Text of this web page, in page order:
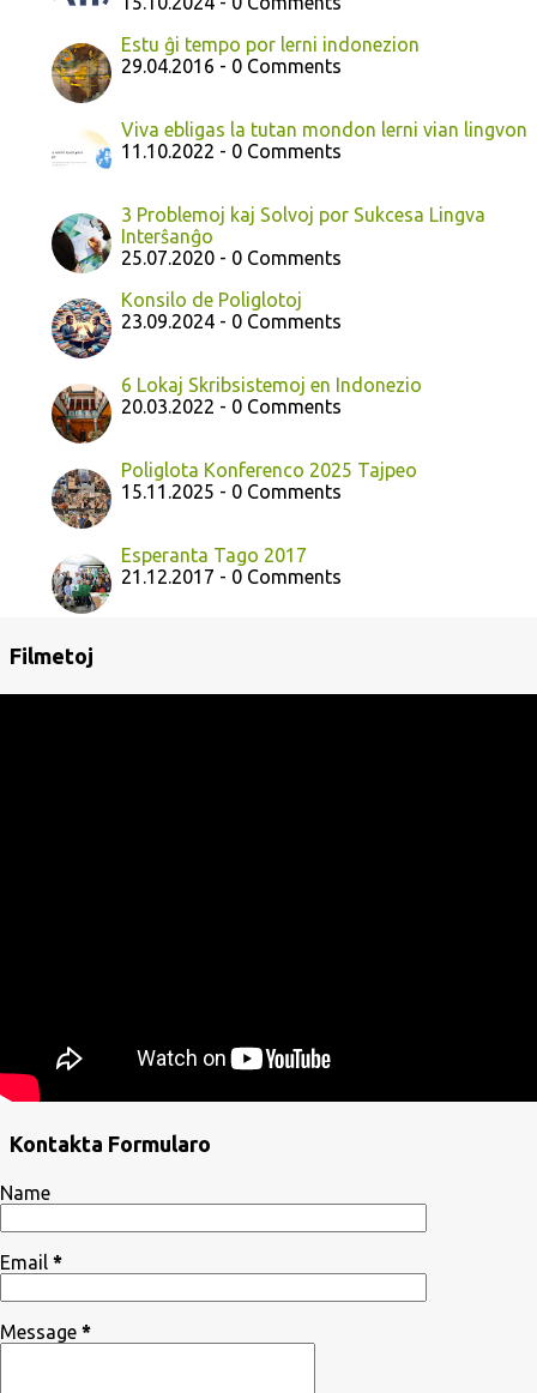
Estu ĝi tempo por lerni indonezion
29.04.2016 - 0 Comments
Viva ebligas la tutan mondon lerni vian lingvon
11.10.2022 - 0 Comments
3 Problemoj kaj Solvoj por Sukcesa Lingva
Interŝanĝo
25.07.2020 - 0 Comments
Konsilo de Poliglotoj
23.09.2024 - 0 Comments
6 Lokaj Skribsistemoj en Indonezio
20.03.2022 - 0 Comments
Poliglota Konferenco 2025 Tajpeo
15.11.2025 - 0 Comments
Esperanta Tago 2017
21.12.2017 - 0 Comments
Filmetoj
Kontakta Formularo
Name
Email *
Message *